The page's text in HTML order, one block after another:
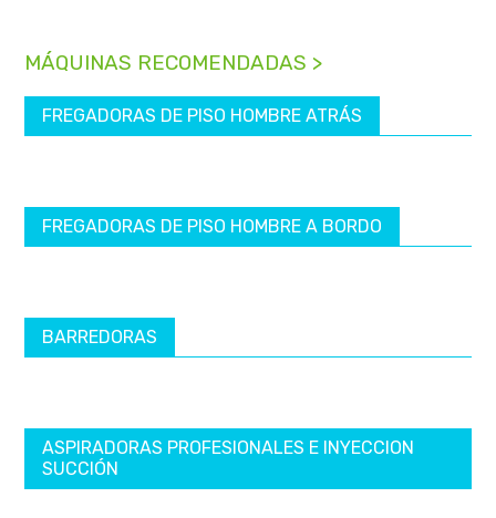
MÁQUINAS RECOMENDADAS >
FREGADORAS DE PISO HOMBRE ATRÁS
FREGADORAS DE PISO HOMBRE A BORDO
BARREDORAS
ASPIRADORAS PROFESIONALES E INYECCION
SUCCIÓN